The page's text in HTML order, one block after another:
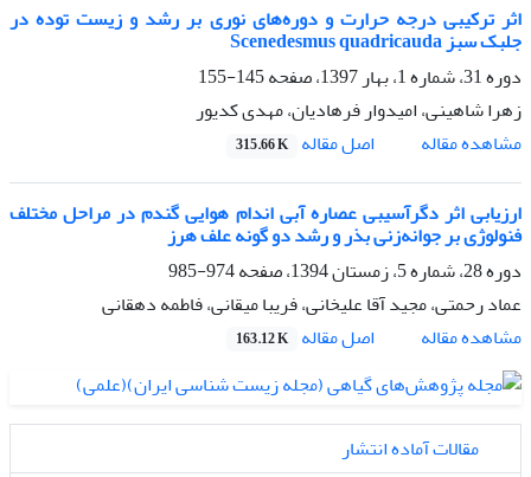
اثر ترکیبی درجه حرارت و دوره‌های نوری بر رشد و زیست توده در
جلبک سبز Scenedesmus quadricauda
دوره 31، شماره 1، بهار 1397، صفحه
145-155
زهرا شاهینی، امیدوار فرهادیان، مهدی کدیور
مشاهده مقاله
اصل مقاله 315.66 K
ارزیابی اثر دگرآسیبی عصاره آبی اندام هوایی گندم در مراحل مختلف
فنولوژی بر جوانه‌زنی بذر و رشد دو گونه علف هرز
دوره 28، شماره 5، زمستان 1394، صفحه
974-985
عماد رحمتی، مجید آقا علیخانی، فریبا میقانی، فاطمه دهقانی
مشاهده مقاله
اصل مقاله 163.12 K
مقالات آماده انتشار